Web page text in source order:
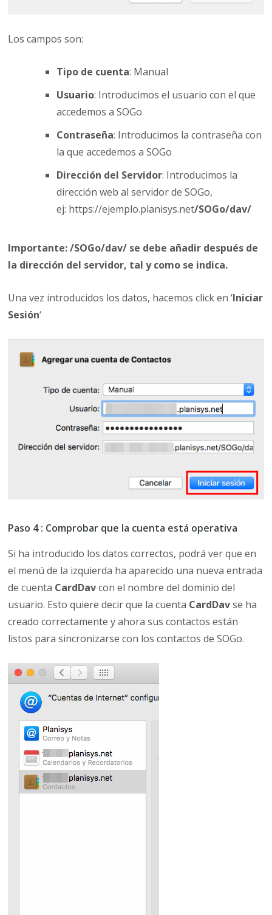
Los campos son:
Tipo de cuenta: Manual
Usuario: Introducimos el usuario con el que
accedemos a SOGo
Contraseña: Introducimos la contraseña con
la que accedemos a SOGo
Dirección del Servidor: Introducimos la
dirección web al servidor de SOGo,
ej: https://ejemplo.planisys.net/SOGo/dav/
Importante: /SOGo/dav/ se debe añadir después de
la dirección del servidor, tal y como se indica.
Una vez introducidos los datos, hacemos click en ‘Iniciar
Sesión‘
Paso 4 : Comprobar que la cuenta está operativa
Si ha introducido los datos correctos, podrá ver que en
el menú de la izquierda ha aparecido una nueva entrada
de cuenta CardDavcon el nombre del dominio del
usuario. Esto quiere decir que la cuenta CardDavse ha
creado correctamente y ahora sus contactos están
listos para sincronizarse con los contactos de SOGo.